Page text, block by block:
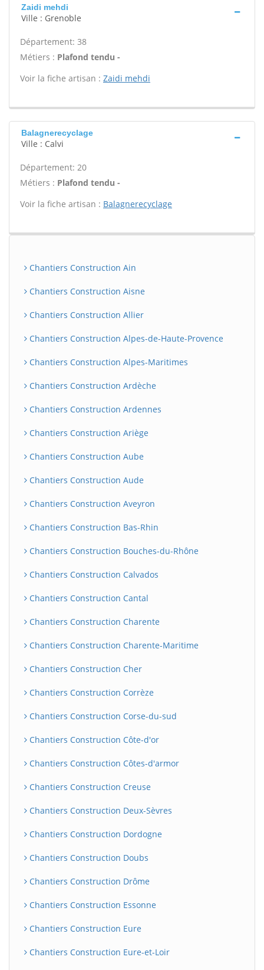
Zaidi mehdi
Ville : Grenoble
Département: 38
Métiers : Plafond tendu -
Voir la fiche artisan : Zaidi mehdi
Balagnerecyclage
Ville : Calvi
Département: 20
Métiers : Plafond tendu -
Voir la fiche artisan : Balagnerecyclage
Chantiers Construction Ain
Chantiers Construction Aisne
Chantiers Construction Allier
Chantiers Construction Alpes-de-Haute-Provence
Chantiers Construction Alpes-Maritimes
Chantiers Construction Ardèche
Chantiers Construction Ardennes
Chantiers Construction Ariège
Chantiers Construction Aube
Chantiers Construction Aude
Chantiers Construction Aveyron
Chantiers Construction Bas-Rhin
Chantiers Construction Bouches-du-Rhône
Chantiers Construction Calvados
Chantiers Construction Cantal
Chantiers Construction Charente
Chantiers Construction Charente-Maritime
Chantiers Construction Cher
Chantiers Construction Corrèze
Chantiers Construction Corse-du-sud
Chantiers Construction Côte-d'or
Chantiers Construction Côtes-d'armor
Chantiers Construction Creuse
Chantiers Construction Deux-Sèvres
Chantiers Construction Dordogne
Chantiers Construction Doubs
Chantiers Construction Drôme
Chantiers Construction Essonne
Chantiers Construction Eure
Chantiers Construction Eure-et-Loir